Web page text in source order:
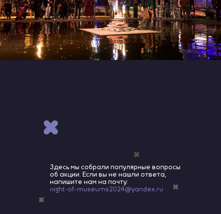
Здесь мы собрали популярные вопросы
об акции. Если вы не нашли ответа,
напишите нам на почту:
night-of-museums2024@yandex.ru